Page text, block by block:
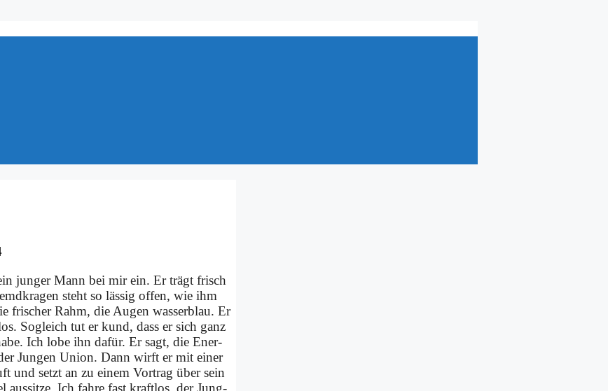
jun­ger Mann bei mir ein. Er trägt frisch
steht so läs­sig of­fen, wie ihm
fri­scher Rahm, die Au­gen was­ser­blau. Er
So­gleich tut er kund, dass er sich ganz
Ich lo­be ihn da­für. Er sagt, die En­er­
Jun­gen Uni­on. Dann wirft er mit ei­ner
und setzt an zu ei­nem Vor­trag über sein
aus­sit­ze. Ich fah­re fast kraft­los, der Jung­